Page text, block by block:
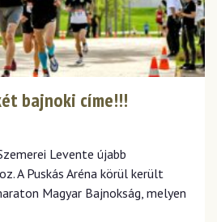
bajnoki címe!!!
Levente újabb
A Puskás Aréna körül került
Magyar Bajnokság, melyen